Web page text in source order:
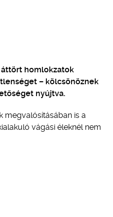
áttört homlokzatok
– kölcsönöznek
nyújtva.
megvalósításában is a
vágási éleknél nem